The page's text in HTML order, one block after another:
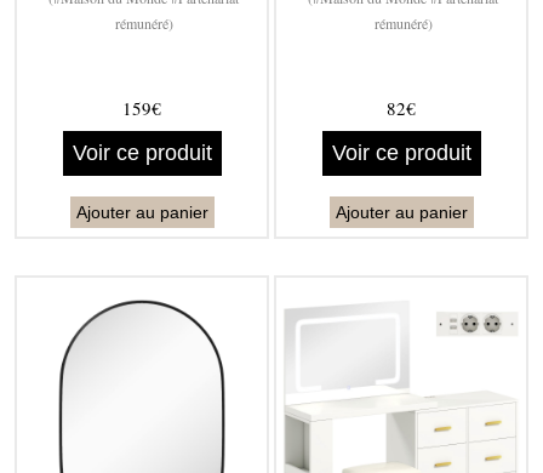
rémunéré)
159€
Voir ce produit
Ajouter au panier
rémunéré)
82€
Voir ce produit
Ajouter au panier